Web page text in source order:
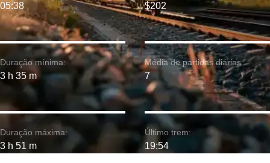
Duração mínima:
3 h 35 m
05:38
Duração máxima:
3 h 51 m
$202
Média de partidas diárias:
7
Último trem:
19:54